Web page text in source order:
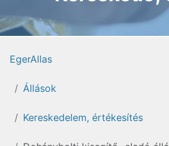
EgerAllas
Állások
Kereskedelem, értékesítés